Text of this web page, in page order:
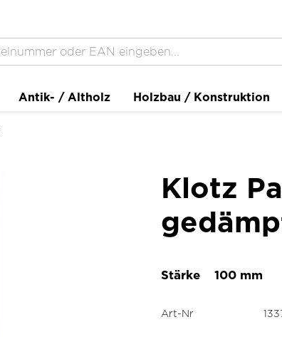
Antik- / Altholz Holzbau / Konstruktion
Klotz
Stärke 100 mm
Art-Nr